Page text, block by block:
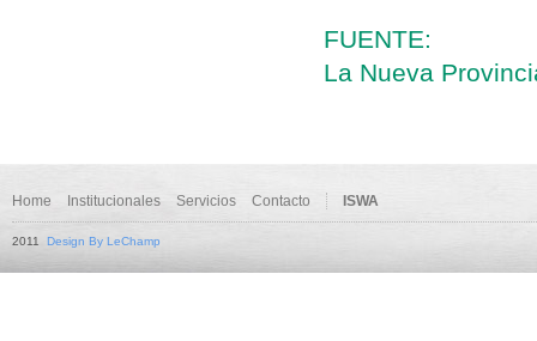
FUENTE:
La Nueva
Home Institucionales Servicios Contacto ISWA
2011 Design By LeChamp